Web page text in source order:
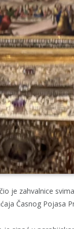
je zahvalnice
Časnog Pojasa